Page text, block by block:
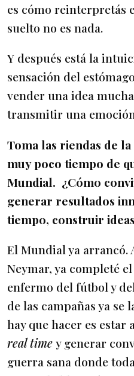
es cómo reinterpretás
suelto no es nada.
Y después está la
sensación del
vender una idea
transmitir una
Toma las riendas de
muy poco tiempo de
Mundial. ¿Cómo
generar resultados
tiempo, construir
El Mundial ya arrancó.
Neymar, ya completé
enfermo del fútbol y
de las campañas ya se
hay que hacer es estar
real timey generar
guerra sana donde